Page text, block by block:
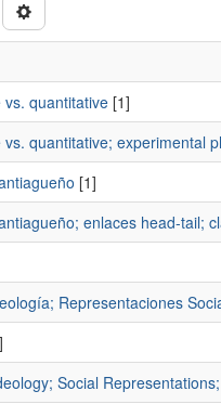
vs. quantitative[1]
vs. quantitative; experimental
[1]
enlaces head-tail;
Representaciones
Social